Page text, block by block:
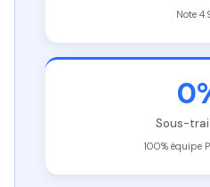
Note
Sous-
100% équipe